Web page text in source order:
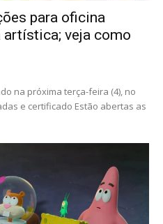
para oficina
veja como
na próxima terça-feira (4), no
e certificado Estão abertas as